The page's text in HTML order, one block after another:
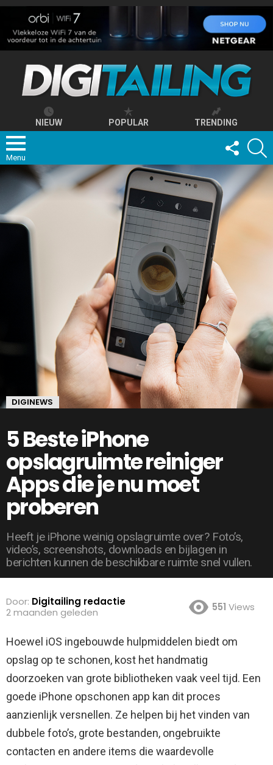
NIEUW POPULAR TRENDING
Menu
FOLLOW
US
DIGINEWS
5 Beste iPhone
opslagruimte reiniger
Apps die je nu moet
proberen
Heeft je iPhone weinig opslagruimte over? Foto’s,
video’s, screenshots, downloads en bijlagen in
berichten kunnen de beschikbare ruimte snel vullen.
Door: Digitailing redactie
2 maanden geleden
551 Views
Hoewel iOS ingebouwde hulpmiddelen biedt om
opslag op te schonen, kost het handmatig
doorzoeken van grote bibliotheken vaak veel tijd. Een
goede iPhone opschonen app kan dit proces
aanzienlijk versnellen. Ze helpen bij het vinden van
dubbele foto’s, grote bestanden, ongebruikte
contacten en andere items die waardevolle